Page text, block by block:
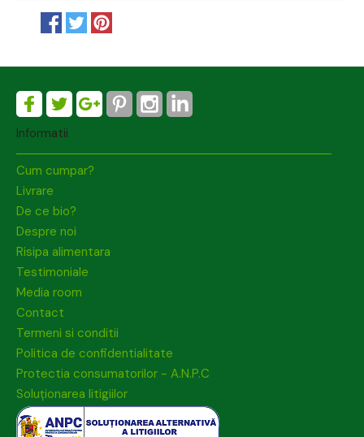
Informatii
Cum cumpar?
Livrare
De ce bio?
Despre noi
Risipa alimentara
Testimoniale
Media room
Contact
Termeni si conditii
Politica de confidentialitate
Protectia consumatorilor - A.N.P.C
Soluționarea litigiilor